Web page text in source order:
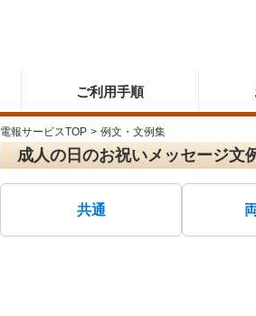
ご利用手順
電報サービスTOP > 例文・文例集
成人の日のお祝いメッセージ文
共通